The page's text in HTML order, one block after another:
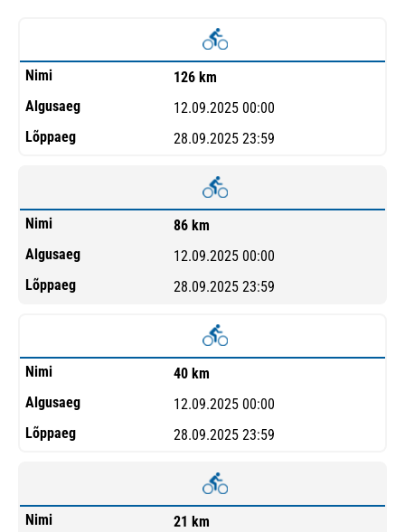
126 km
12.09.2025 00:00
28.09.2025 23:59
86 km
12.09.2025 00:00
28.09.2025 23:59
40 km
12.09.2025 00:00
28.09.2025 23:59
21 km